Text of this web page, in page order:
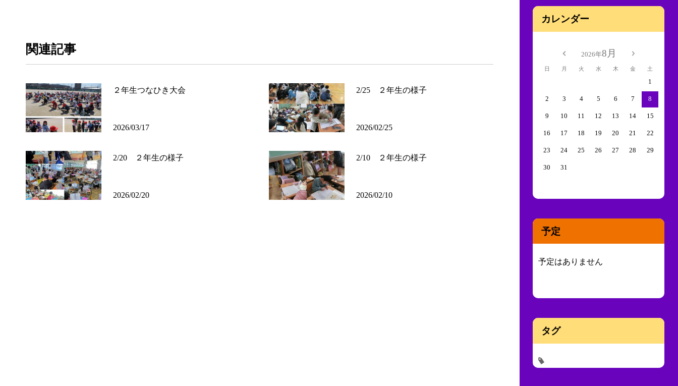
関連記事
２年生つなひき大会
2026/03/17
2/25 ２年生の様子
2026/02/25
2/20 ２年生の様子
2026/02/20
2/10 ２年生の様子
2026/02/10
カレンダー
2026年8月
日 月 火 水 木 金 土
1
2 3 4 5 6 7 8
9 10 11 12 13 14 15
16 17 18 19 20 21 22
23 24 25 26 27 28 29
30 31
予定
予定はありません
タグ